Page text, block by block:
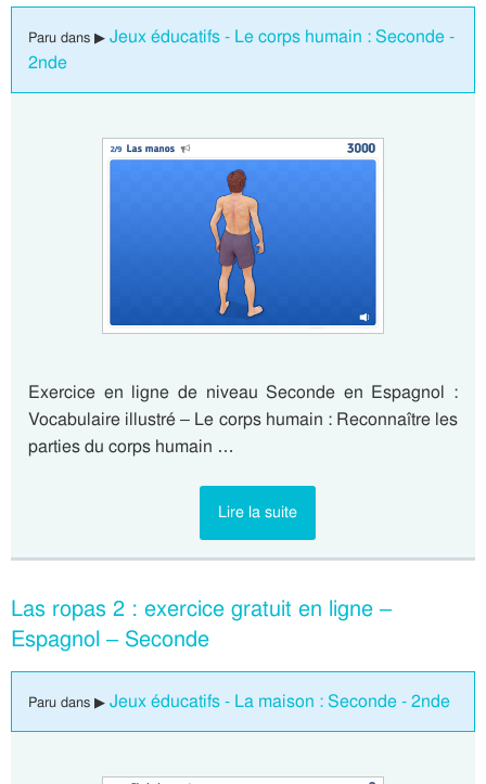
Paru dans ▶ Jeux éducatifs - Le corps humain : Seconde -
2nde
Exercice en ligne de niveau Seconde en Espagnol :
Vocabulaire illustré – Le corps humain : Reconnaître les
parties du corps humain …
Lire la suite
Las ropas 2 : exercice gratuit en ligne –
Espagnol – Seconde
Paru dans ▶ Jeux éducatifs - La maison : Seconde - 2nde